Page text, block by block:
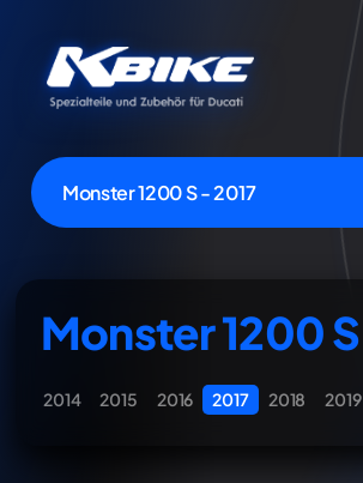
Monster 1200 S - 2017
Monster 1200 S
2014 2015 2016 2017 2018 2019